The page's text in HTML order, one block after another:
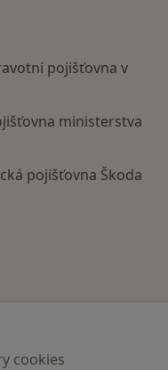
pojišťovna v
ministerstva
pojišťovna Škoda
cookies